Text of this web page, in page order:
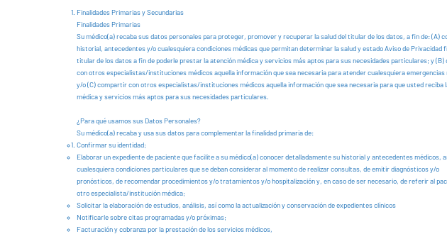
Finalidades Primarias y Secundarias
Finalidades Primarias
Su médico(a) recaba sus datos personales para proteger, promover y recuperar la salud del titular de los datos, a fin de: (A)
historial, antecedentes y/o cualesquiera condiciones médicas que permitan determinar la salud y estado Aviso de Privacidad
titular de los datos a fin de poderle prestar la atención médica y servicios más aptos para sus necesidades particulares; y
con otros especialistas/instituciones médicos aquella información que sea necesaria para atender cualesquiera emergencias
y/o (C) compartir con otros especialistas/instituciones médicos aquella información que sea necesaria para que usted reciba
médica y servicios más aptos para sus necesidades particulares.
¿Para qué usamos sus Datos Personales?
Su médico(a) recaba y usa sus datos para complementar la finalidad primaria de:
Confirmar su identidad;
Elaborar un expediente de paciente que facilite a su médico(a) conocer detalladamente su historial y antecedentes médicos,
cualesquiera condiciones particulares que se deban considerar al momento de realizar consultas, de emitir diagnósticos y/o
pronósticos, de recomendar procedimientos y/o tratamientos y/o hospitalización y, en caso de ser necesario, de referir al
otro especialista/institución médica;
Solicitar la elaboración de estudios, análisis, así como la actualización y conservación de expedientes clínicos
Notificarle sobre citas programadas y/o próximas;
Facturación y cobranza por la prestación de los servicios médicos,